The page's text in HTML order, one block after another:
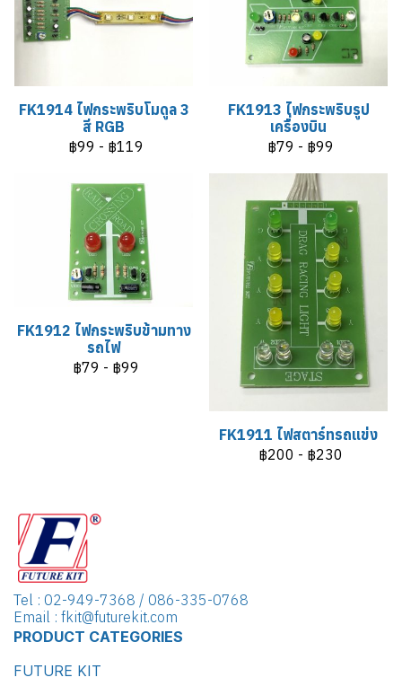
FK1914 ไฟกระพริบโมดูล 3
สี RGB
฿99 - ฿119
FK1913 ไฟกระพริบรูป
เครื่องบิน
฿79 - ฿99
FK1912 ไฟกระพริบข้ามทาง
รถไฟ
฿79 - ฿99
FK1911 ไฟสตาร์ทรถแข่ง
฿200 - ฿230
Tel : 02-949-7368 / 086-335-0768
Email : fkit@futurekit.com
PRODUCT CATEGORIES
FUTURE KIT